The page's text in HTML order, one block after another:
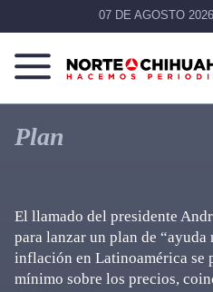
07 DE AGOSTO 2026
Norte
Más
Plan
El llamado del presidente
para lanzar un plan de “ayuda
inflación en Latinoamérica se
mínimo sobre los precios,